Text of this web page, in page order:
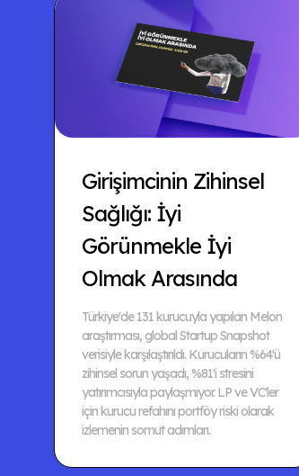
Girişimcinin Zihinsel
Sağlığı: İyi
Görünmekle İyi
Olmak Arasında
Türkiye'de 131 kurucuyla yapılan Melon
araştırması, global Startup Snapshot
verisiyle karşılaştırıldı. Kurucuların %64'ü
zihinsel sorun yaşadı, %81'i stresini
yatırımcısıyla paylaşmıyor. LP ve VC'ler
için kurucu refahını portföy riski olarak
izlemenin somut adımları.